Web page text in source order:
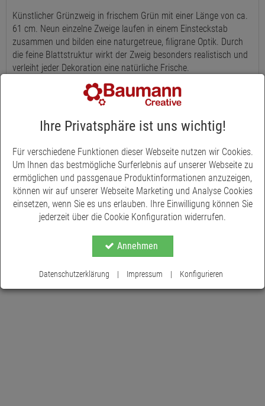
Künstlicher Grünzweig in frischem Grün mit einer Länge von ca.
61 cm. Neun einzelne Zweige laufen in einem Einsteckstab
zusammen und bilden eine naturgetreue, filigrane Optik. Durch
die feine Blattstruktur wirkt der Zweig besonders realistisch und
verleiht jeder Dekoration eine natürliche Frische.
Der Dekozweig eignet sich hervorragend als Füllmaterial für
Sträuße, Gestecke oder Tischarrangements. Auch einzeln in einer
des stabilen Einsteckstabs lässt er sich leicht platzieren und
Gefertigt aus langlebigen Materialien bleibt der Kunstzweig
dauerhaft frisch und pflegeleicht. Ohne Wasser und
Pflegeaufwand ist er die ideale Wahl für ganzjährige
Dekorationen in Wohnräumen, Schaufenstern oder bei
Veranstaltungen.
Ihre Privatsphäre ist uns wichtig!
Für verschiedene Funktionen dieser Webseite nutzen wir Cookies.
Um Ihnen das bestmögliche Surferlebnis auf unserer Webseite zu
ermöglichen und passgenaue Produktinformationen anzuzeigen,
können wir auf unserer Webseite Marketing und Analyse Cookies
einsetzen, wenn Sie es uns erlauben. Ihre Einwilligung können Sie
jederzeit über die Cookie Konfiguration widerrufen.
Annehmen
Datenschutzerklärung | Impressum | Konfigurieren